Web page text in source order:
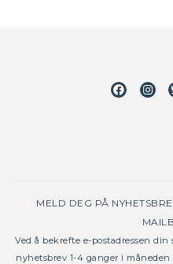
Facebook
MELD DEG PÅ
Ved å bekrefte e-postadressen
nyhetsbrev 1-4 ganger i